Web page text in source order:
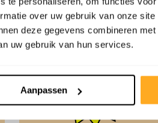
over uw gebruik van onze
deze gegevens combineren
uw gebruik van hun services.
Aanpassen
I.C.M. ONDERVLOER!
I.C.M. PLINTEN!
€ 9,98